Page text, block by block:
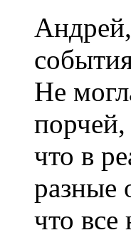
Не
что в
разные
что